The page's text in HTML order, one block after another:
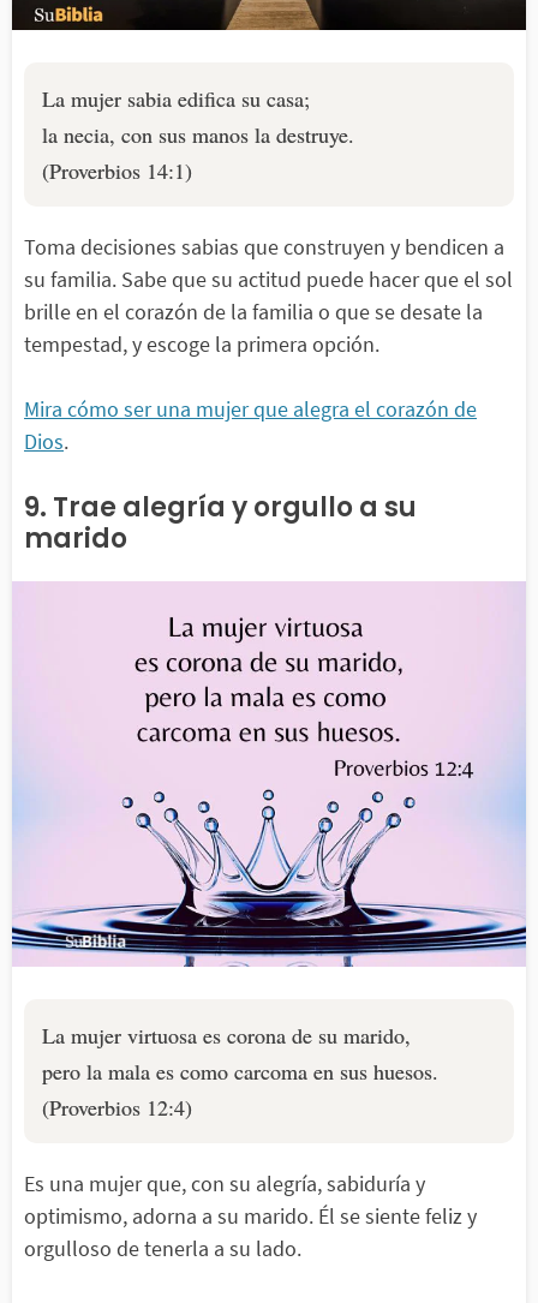
La mujer sabia edifica su casa;
la necia, con sus manos la destruye.
(Proverbios 14:1)
Toma decisiones sabias que construyen y bendicen a
su familia. Sabe que su actitud puede hacer que el sol
brille en el corazón de la familia o que se desate la
tempestad, y escoge la primera opción.
Mira cómo ser una mujer que alegra el corazón de
Dios.
9. Trae alegría y orgullo a su
marido
La mujer virtuosa es corona de su marido,
pero la mala es como carcoma en sus huesos.
(Proverbios 12:4)
Es una mujer que, con su alegría, sabiduría y
optimismo, adorna a su marido. Él se siente feliz y
orgulloso de tenerla a su lado.